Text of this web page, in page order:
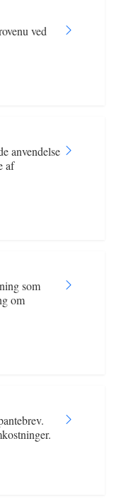
ved
anvendelse
af
som
om